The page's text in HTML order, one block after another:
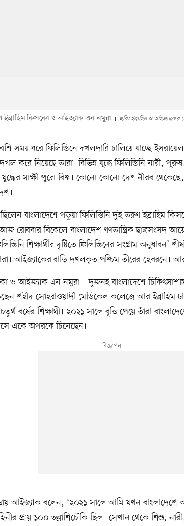
ইব্রাহিম কিসকো ও আইজ্যাক এন নমুরা ছবি: ইব্রাহিম ও
সময় ধরে ফিলিস্তিনে দখলদারি চালিয়ে যাচ্ছে
করে নিয়েছে তারা। বিভিন্ন যুদ্ধে ফিলিস্তিনি নারী,
সাক্ষী পুরো বিশ্ব। কোনো কোনো দেশ নীরব
বাংলাদেশে পড়ুয়া ফিলিস্তিনি দুই তরুণ ইব্রাহিম
রোববার বিকেলে বাংলাদেশ গণতান্ত্রিক ছাত্রসংসদ
শিক্ষার্থীর দৃষ্টিতে ফিলিস্তিনের সংগ্রাম অনুধাবন’
আইজ্যাকের বাড়ি দখলকৃত পশ্চিম তীরের হেবরনে। আর
ও আইজ্যাক এন নমুরা—দুজনই বাংলাদেশে
শহীদ সোহরাওয়ার্দী মেডিকেল কলেজে আর ইব্রাহিম
বর্ষের শিক্ষার্থী। ২০২১ সালে বৃত্তি পেয়ে তাঁরা
একে অপরকে চিনেছেন।
আইজ্যাক বলেন, ‘২০২১ সালে আমি যখন বাংলাদেশে
প্রায় ১০০ তল্লাশিচৌকি ছিল। সেখান থেকে শিশু,